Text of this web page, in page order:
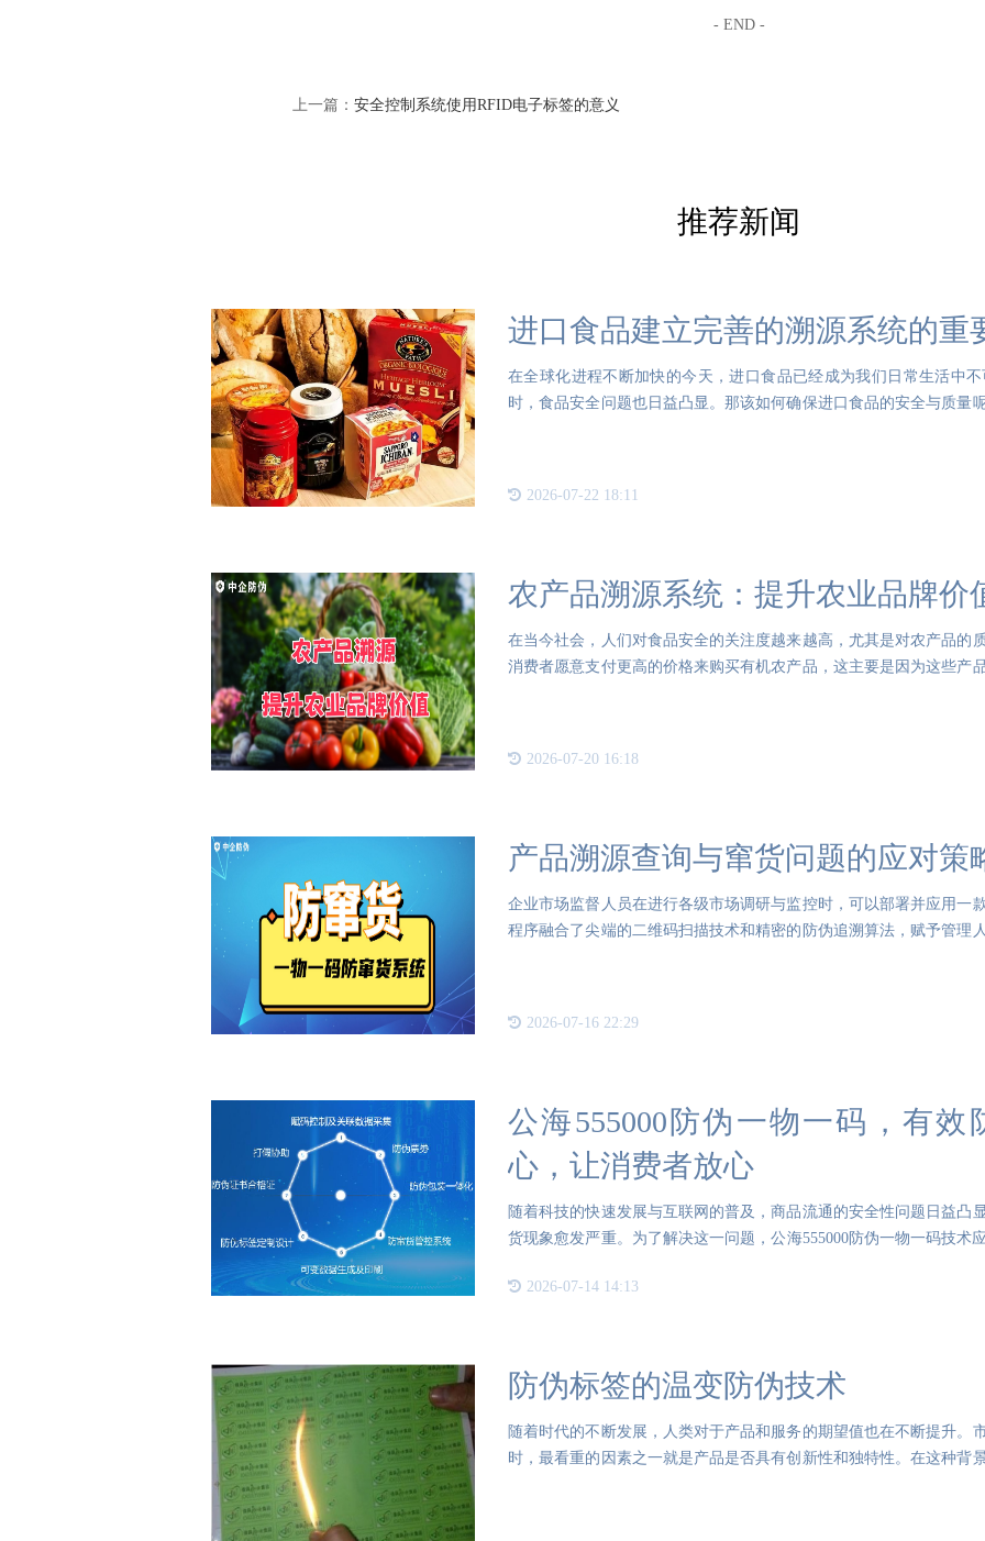
- END -
上一篇： 安全控制系统使用RFID电子标签的意义
推荐新闻
进口食品建立完善的溯源系统的重
在全球化进程不断加快的今天，进口食品已经成为我们日常生活中
时，食品安全问题也日益凸显。那该如何确保进口食品的安全与质量
2026-07-22 18:11
农产品溯源系统：提升农业品牌价
在当今社会，人们对食品安全的关注度越来越高，尤其是对农产品的
消费者愿意支付更高的价格来购买有机农产品，这主要是因为这些产
2026-07-20 16:18
产品溯源查询与窜货问题的应对策
企业市场监督人员在进行各级市场调研与监控时，可以部署并应用一
程序融合了尖端的二维码扫描技术和精密的防伪追溯算法，赋予管理
2026-07-16 22:29
公海555000防伪一物一码，有
心，让消费者放心
随着科技的快速发展与互联网的普及，商品流通的安全性问题日益凸
货现象愈发严重。为了解决这一问题，公海555000防伪一物一码技术
2026-07-14 14:13
防伪标签的温变防伪技术
随着时代的不断发展，人类对于产品和服务的期望值也在不断提升。
时，最看重的因素之一就是产品是否具有创新性和独特性。在这种背